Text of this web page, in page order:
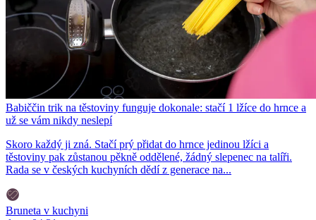
Babiččin trik na těstoviny funguje dokonale: stačí 1 lžíce do hrnce a
už se vám nikdy neslepí
Skoro každý ji zná. Stačí prý přidat do hrnce jedinou lžíci a
těstoviny pak zůstanou pěkně oddělené, žádný slepenec na talíři.
Rada se v českých kuchyních dědí z generace na...
Bruneta v kuchyni